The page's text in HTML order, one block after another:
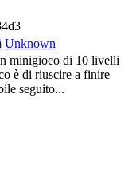
Unknown
minigioco di 10 livelli
è di riuscire a finire
seguito...